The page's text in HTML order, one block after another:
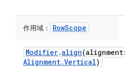
作用域： RowScope
Modifier.align
Alignment.Vertical)